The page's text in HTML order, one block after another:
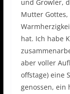
und Growler,
Mutter
hat. Ich habe
aber voller
offstage) eine
genossen, ein